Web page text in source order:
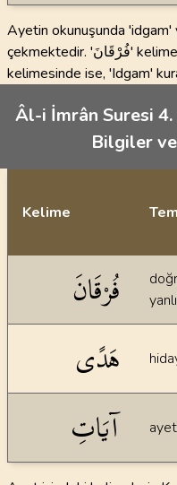
Ayetin okunuşunda 'idgam'
çekmektedir. 'فُرْقَانَ' kelimesinde 'Medd' uygulanırken, 'آيَاتِ'
kelimesinde ise, 'Idgam'
Âl-i İmrân Suresi
Bilgiler
Kelime
فُرْقَانَ
هَدًى
آيَاتِ